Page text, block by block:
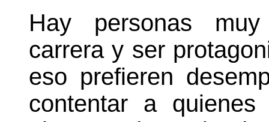
Hay personas
carrera y ser
eso prefieren
contentar a quienes